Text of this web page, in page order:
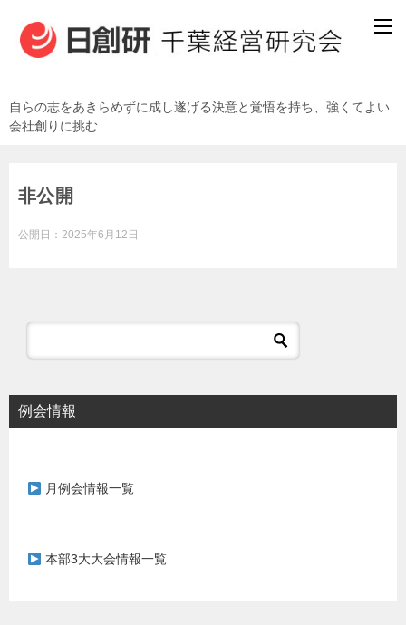
自らの志をあきらめずに成し遂げる決意と覚悟を持ち、強くてよい
会社創りに挑む
非公開
公開日： 2025年6月12日
例会情報
月例会情報一覧
本部3大大会情報一覧